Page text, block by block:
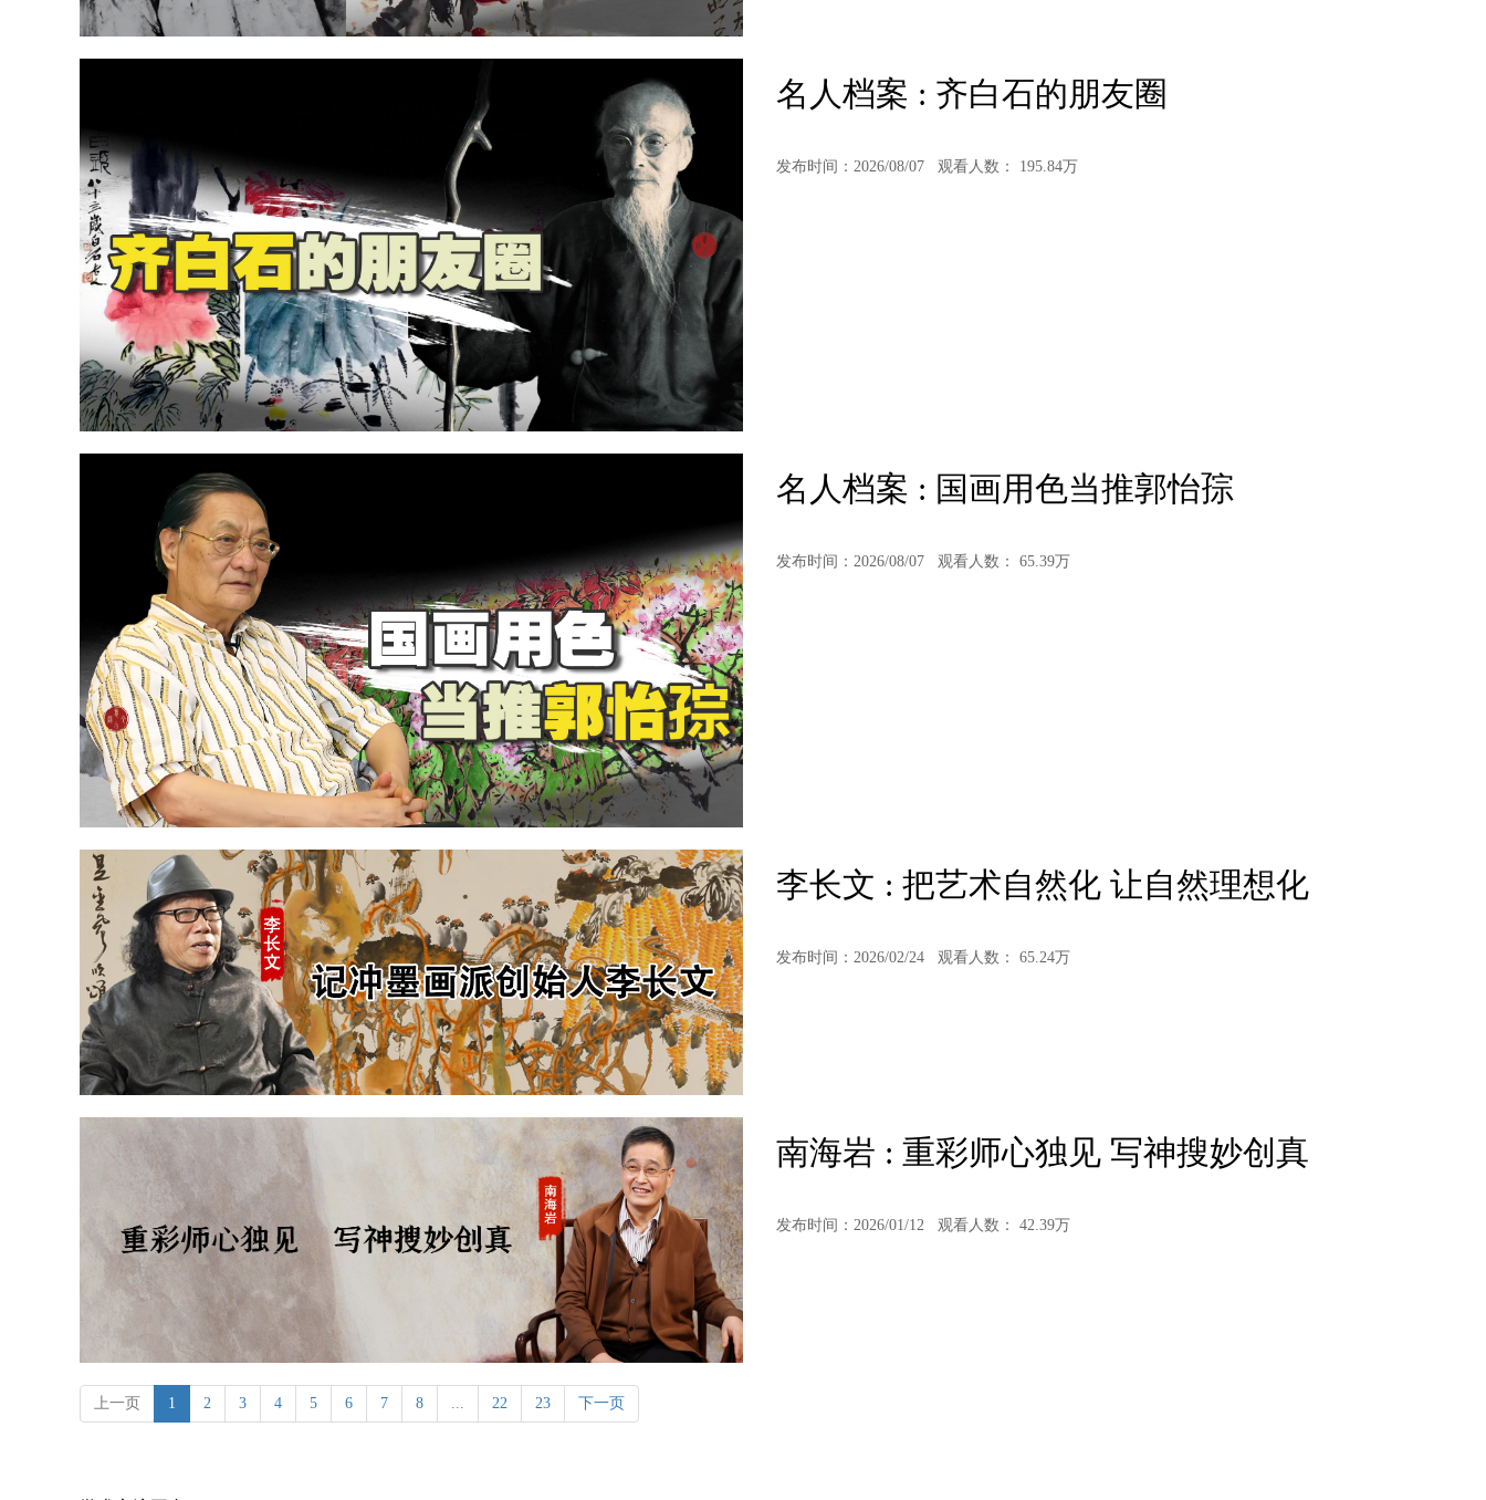
名人档案 : 齐白石的朋友圈
发布时间：2026/08/07 观看人数： 195.84万
名人档案 : 国画用色当推郭怡孮
发布时间：2026/08/07 观看人数： 65.39万
李长文 : 把艺术自然化 让自然理想化
发布时间：2026/02/24 观看人数： 65.24万
南海岩 : 重彩师心独见 写神搜妙创真
发布时间：2026/01/12 观看人数： 42.39万
上一页 1 2 3 4 5 6 7 8 ... 22 23 下一页